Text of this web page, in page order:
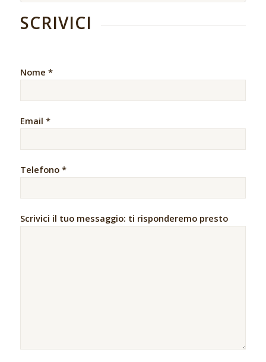
SCRIVICI
Nome *
Email *
Telefono *
Scrivici il tuo messaggio: ti risponderemo presto